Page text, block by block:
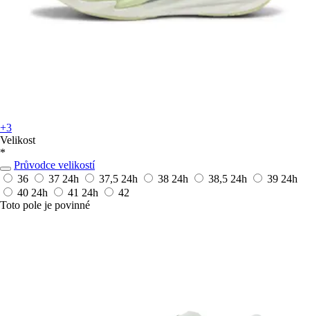
+3
Velikost
*
Průvodce velikostí
36
37 24h 37,5 24h 38 24h 38,5 24h 39 24h
40 24h 41 24h
42
Toto pole je povinné